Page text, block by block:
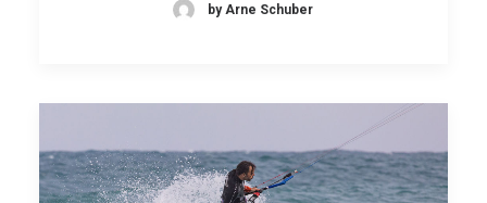
by Arne Schuber